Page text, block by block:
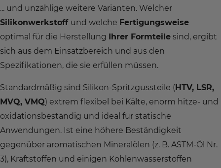
... und unzählige weitere Varianten. Welcher
Silikonwerkstoff und welche Fertigungsweise
optimal für die Herstellung Ihrer Formteile sind, ergibt
sich aus dem Einsatzbereich und aus den
Spezifikationen, die sie erfüllen müssen.
Standardmäßig sind Silikon-Spritzgussteile (HTV, LSR,
MVQ, VMQ) extrem flexibel bei Kälte, enorm hitze- und
oxidationsbeständig und ideal für statische
Anwendungen. Ist eine höhere Beständigkeit
gegenüber aromatischen Mineralölen (z. B. ASTM-Öl Nr.
3), Kraftstoffen und einigen Kohlenwasserstoffen